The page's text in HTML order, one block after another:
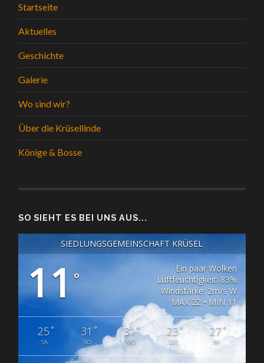
Startseite
Aktuelles
Geschichte
Galerie
Wo sind wir?
Über die Krüsellinde
Könige & Bosse
SO SIEHT ES BEI UNS AUS...
SIEDLUNGSGEMEINSCHAFT KRÜSEL
11°
Ein paar Wolken
Luftfeuchtigkeit: 83%
Windstärke: 2m/s W
MAX 22 • MIN 11
25°
SA
31 °
SO
31°
MO
23°
DIE
27°
MI